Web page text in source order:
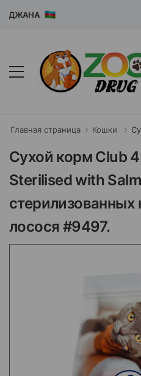
Главная страница Кошки
Сухой корм Club
Sterilised with
лосося #9497.